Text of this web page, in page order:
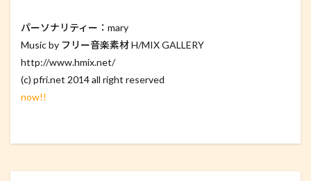
パーソナリティー：mary
Music by フリー音楽素材 H/MIX GALLERY
http://www.hmix.net/
(c) pfri.net 2014 all right reserved
now!!